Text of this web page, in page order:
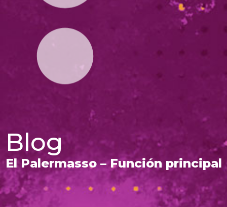
Blog
El Palermasso – Función principal